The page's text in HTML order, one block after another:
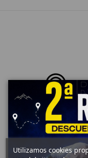
Pago Seguro
Utilizamos cookies